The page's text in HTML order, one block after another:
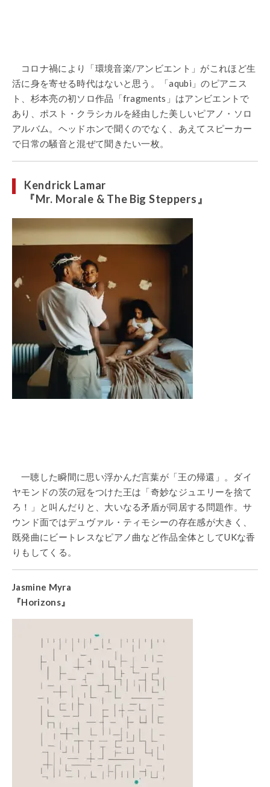
コロナ禍により「環境音楽/アンビエント」がこれほど生
活に身を寄せる時代はないと思う。「aqubi」のピアニス
ト、杉本亮の初ソロ作品「fragments」はアンビエントで
あり、ポスト・クラシカルを経由した美しいピアノ・ソロ
アルバム。ヘッドホンで聞くのでなく、あえてスピーカー
で日常の騒音と混ぜて聞きたい一枚。
Kendrick Lamar
『Mr. Morale & The Big Steppers』
一聴した瞬間に思い浮かんだ言葉が「王の帰還」。ダイ
ヤモンドの茨の冠をつけた王は「奇妙なジュエリーを捨て
ろ！」と叫んだりと、大いなる矛盾が同居する問題作。サ
ウンド面ではデュヴァル・ティモシーの存在感が大きく、
既発曲にビートレスなピアノ曲など作品全体としてUKな香
りもしてくる。
Jasmine Myra
『Horizons』